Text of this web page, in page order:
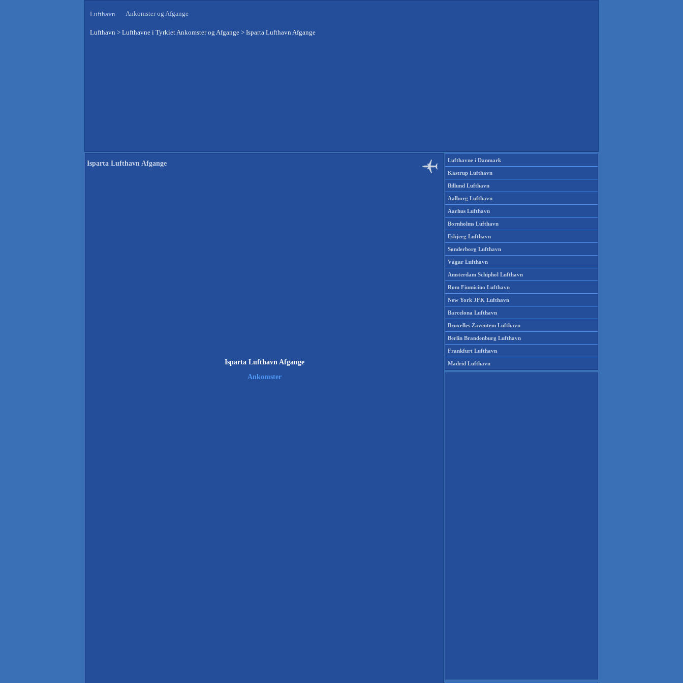
Lufthavn Ankomster og Afgange
Lufthavn > Lufthavne i Tyrkiet Ankomster og Afgange > Isparta Lufthavn Afgange
Isparta Lufthavn Afgange
Isparta Lufthavn Afgange
Ankomster
Lufthavne i Danmark
Kastrup Lufthavn
Billund Lufthavn
Aalborg Lufthavn
Aarhus Lufthavn
Bornholms Lufthavn
Esbjerg Lufthavn
Sønderborg Lufthavn
Vágar Lufthavn
Amsterdam Schiphol Lufthavn
Rom Fiumicino Lufthavn
New York JFK Lufthavn
Barcelona Lufthavn
Bruxelles Zaventem Lufthavn
Berlin Brandenburg Lufthavn
Frankfurt Lufthavn
Madrid Lufthavn